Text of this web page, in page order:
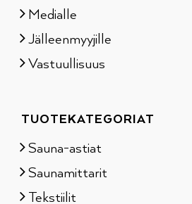
Medialle
Jälleenmyyjille
Vastuullisuus
TUOTEKATEGORIAT
Sauna-astiat
Saunamittarit
Tekstiilit